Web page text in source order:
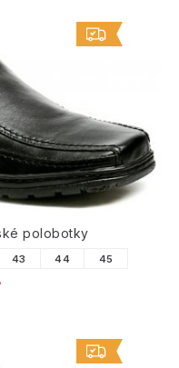
polobotky
43 44 45